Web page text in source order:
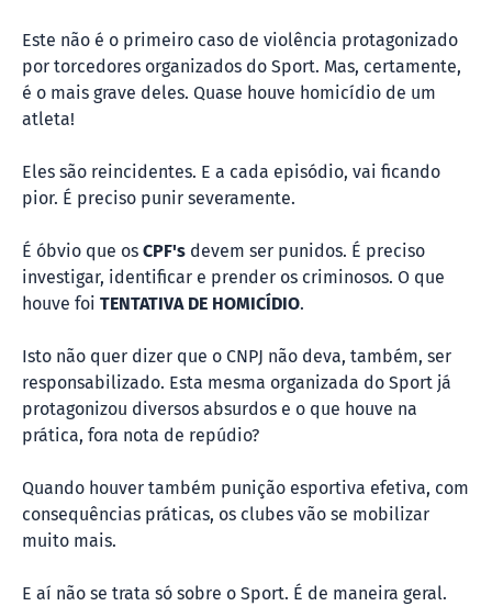
Este não é o primeiro caso de violência protagonizado
por torcedores organizados do Sport. Mas, certamente,
é o mais grave deles. Quase houve homicídio de um
atleta!
Eles são reincidentes. E a cada episódio, vai ficando
pior. É preciso punir severamente.
É óbvio que os CPF's devem ser punidos. É preciso
investigar, identificar e prender os criminosos. O que
houve foi TENTATIVA DE HOMICÍDIO.
Isto não quer dizer que o CNPJ não deva, também, ser
responsabilizado. Esta mesma organizada do Sport já
protagonizou diversos absurdos e o que houve na
prática, fora nota de repúdio?
Quando houver também punição esportiva efetiva, com
consequências práticas, os clubes vão se mobilizar
muito mais.
E aí não se trata só sobre o Sport. É de maneira geral.